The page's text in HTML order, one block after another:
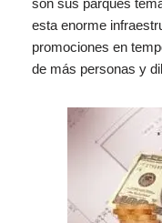
son sus parques
esta enorme
promociones en
de más personas y